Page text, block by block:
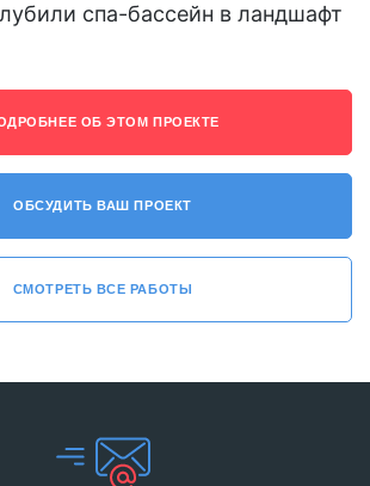
спа-бассейн в ландшафт
ОБ ЭТОМ ПРОЕКТЕ
ОБСУДИТЬ ВАШ ПРОЕКТ
СМОТРЕТЬ ВСЕ РАБОТЫ